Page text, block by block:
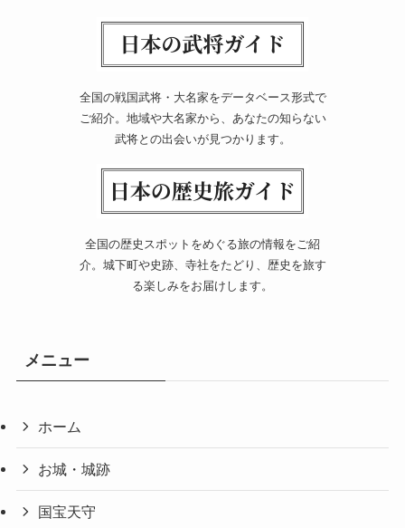
全国の戦国武将・大名家をデータベース形式で
ご紹介。地域や大名家から、あなたの知らない
武将との出会いが見つかります。
全国の歴史スポットをめぐる旅の情報をご紹
介。城下町や史跡、寺社をたどり、歴史を旅す
る楽しみをお届けします。
メニュー
ホーム
お城・城跡
国宝天守